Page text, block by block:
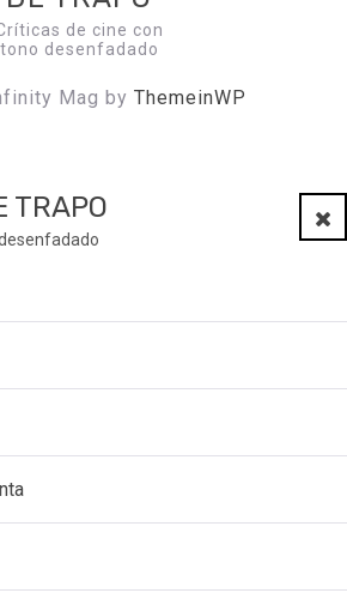
de cine con
tono desenfadado
Mag by ThemeinWP
TRAPO